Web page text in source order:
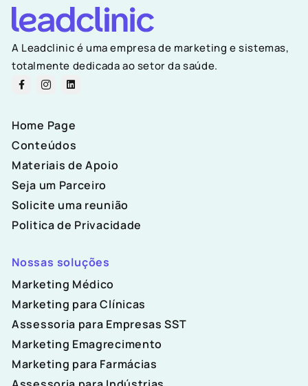
A Leadclinic é uma empresa de marketing e sistemas,
totalmente dedicada ao setor da saúde.
Home Page
Conteúdos
Materiais de Apoio
Seja um Parceiro
Solicite uma reunião
Politica de Privacidade
Marketing Médico
Marketing para Clínicas
Assessoria para Empresas SST
Marketing Emagrecimento
Marketing para Farmácias
Nossas soluções